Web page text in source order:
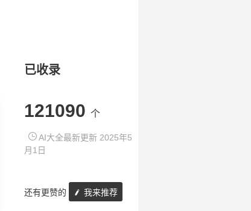
已收录
121090 个
AI大全最新更新 2025年5
月1日
还有更赞的 我来推荐